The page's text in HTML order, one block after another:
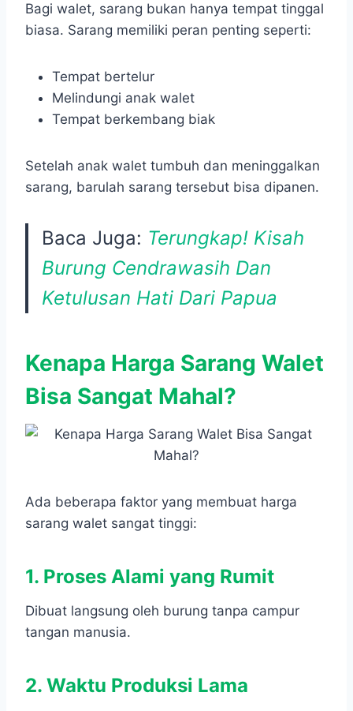
Bagi walet, sarang bukan hanya tempat tinggal
biasa. Sarang memiliki peran penting seperti:
Tempat bertelur
Melindungi anak walet
Tempat berkembang biak
Setelah anak walet tumbuh dan meninggalkan
sarang, barulah sarang tersebut bisa dipanen.
Baca Juga: Terungkap! Kisah
Burung Cendrawasih Dan
Ketulusan Hati Dari Papua
Kenapa Harga Sarang Walet
Bisa Sangat Mahal?
Ada beberapa faktor yang membuat harga
sarang walet sangat tinggi:
1. Proses Alami yang Rumit
Dibuat langsung oleh burung tanpa campur
tangan manusia.
2. Waktu Produksi Lama